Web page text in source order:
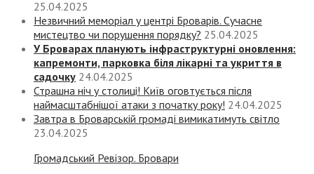
25.04.2025
Незвичний меморіал у центрі Броварів. Сучасне
мистецтво чи порушення порядку? 25.04.2025
У Броварах планують інфраструктурні оновлення:
капремонти, парковка біля лікарні та укриття в
садочку 24.04.2025
Страшна ніч у столиці! Київ оговтується після
наймасштабнішої атаки з початку року! 24.04.2025
Завтра в Броварській громаді вимикатимуть світло
23.04.2025
Громадський Ревізор. Бровари